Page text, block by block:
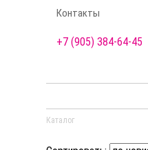
Контакты
+7 (905) 384-64-45
Каталог